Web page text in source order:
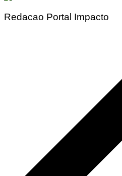
Redacao Portal Impacto